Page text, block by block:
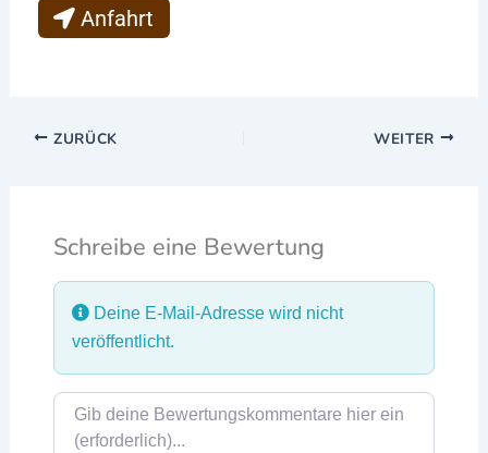
Anfahrt
ZURÜCK WEITER
Schreibe eine Bewertung
Deine E-Mail-Adresse wird nicht
veröffentlicht.
Rezensionstext